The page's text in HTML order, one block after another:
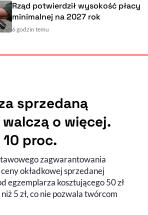
wysokość płacy
na 2027 rok
temu
sprzedaną
o więcej.
proc.
zagwarantowania
okładkowej sprzedanej
egzemplarza kosztującego 50 zł
5 zł, co nie pozwala twórcom